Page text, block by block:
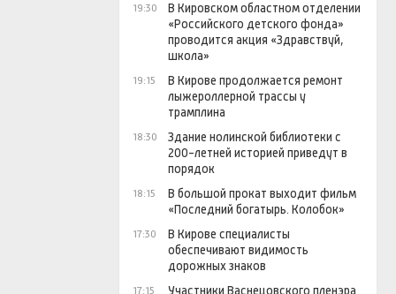
19:30
В Кировском областном отделении
«Российского детского фонда»
проводится акция «Здравствуй,
школа»
19:15
В Кирове продолжается ремонт
лыжероллерной трассы у
трамплина
18:30
Здание нолинской библиотеки с
200-летней историей приведут в
порядок
18:15
В большой прокат выходит фильм
«Последний богатырь. Колобок»
17:30
В Кирове специалисты
обеспечивают видимость
дорожных знаков
17:15
Участники Васнецовского пленэра